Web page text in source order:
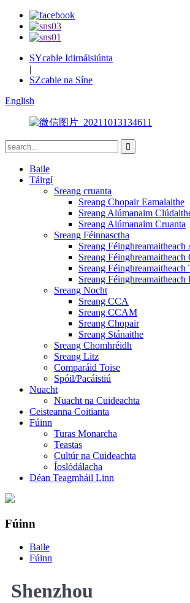
SYcable Idirnáisiúnta
|
SZcable na Síne
English
Baile
Táirgí
Sreang cruanta
Sreang Chopair Eamalaithe
Sreang Alúmanaim
Sreang Alúmanaim Cruanta
Sreang Féinnasctha
Sreang Féinghreamaitheach
Sreang Féinghreamaitheach
Sreang Féinghreamaitheach
Sreang Féinghreamaitheach
Sreang Nocht
Sreang CCA
Sreang CCAM
Sreang Chopair
Sreang Stánaithe
Sreang Chomhréidh
Sreang Litz
Comparáid Toise
Spóil/Pacáistiú
Nuacht
Nuacht na Cuideachta
Ceisteanna Coitianta
Fúinn
Turas Monarcha
Teastas
Cultúr na Cuideachta
Íoslódálacha
Déan Teagmháil Linn
Fúinn
Baile
Fúinn
Shenzhou